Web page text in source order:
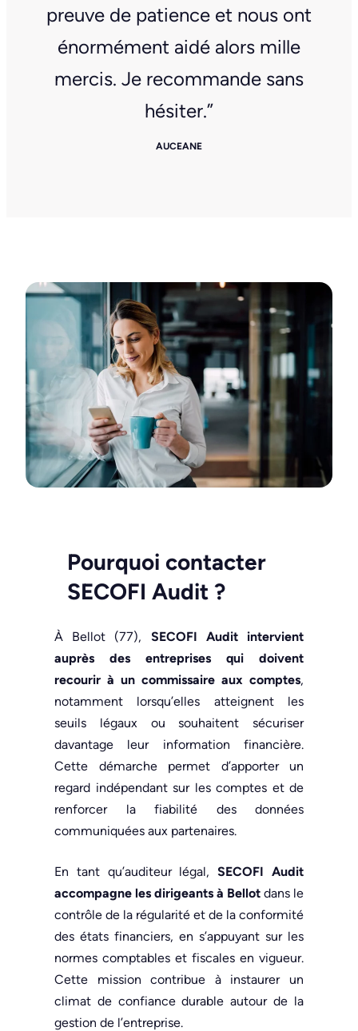
preuve de patience et nous ont
énormément aidé alors mille
mercis. Je recommande sans
hésiter.”
AUCEANE
Pourquoi contacter
SECOFI Audit ?
À Bellot (77), SECOFI Audit intervient
auprès des entreprises qui doivent
recourir à un commissaire aux comptes,
notamment lorsqu’elles atteignent les
seuils légaux ou souhaitent sécuriser
davantage leur information financière.
Cette démarche permet d’apporter un
regard indépendant sur les comptes et de
renforcer la fiabilité des données
communiquées aux partenaires.
En tant qu’auditeur légal,SECOFI Audit
accompagne les dirigeants à Bellot dans le
contrôle de la régularité et de la conformité
des états financiers, en s’appuyant sur les
normes comptables et fiscales en vigueur.
Cette mission contribue à instaurer un
climat de confiance durable autour de la
gestion de l’entreprise.